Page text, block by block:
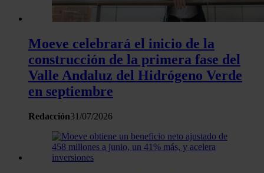
Moeve celebrará el inicio de la
construcción de la primera fase del
Valle Andaluz del Hidrógeno Verde
en septiembre
Redacción31/07/2026